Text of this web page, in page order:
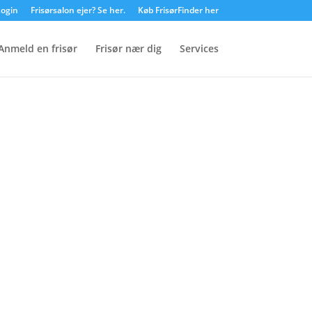
Frisørsalon ejer? Se her. Køb FrisørFinder her
en frisør Frisør nær dig Services